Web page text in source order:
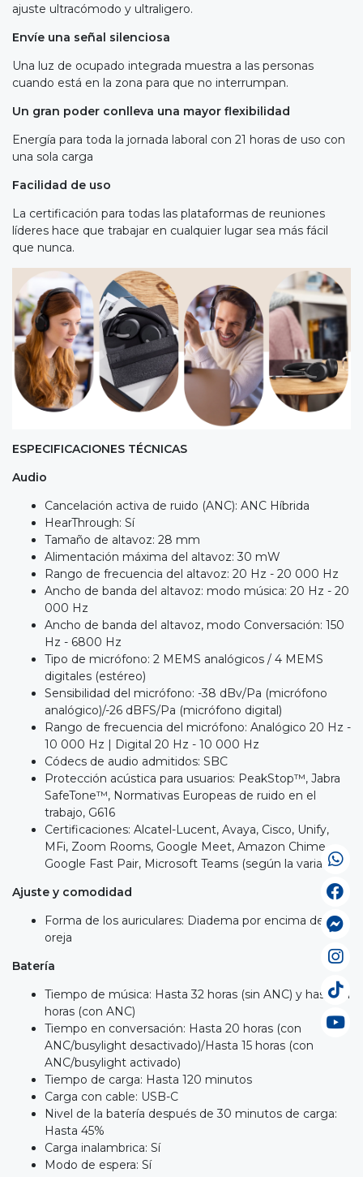
ajuste ultracómodo y ultraligero.
Envíe una señal silenciosa
Una luz de ocupado integrada muestra a las personas
cuando está en la zona para que no interrumpan.
Un gran poder conlleva una mayor flexibilidad
Energía para toda la jornada laboral con 21 horas de uso con
una sola carga
Facilidad de uso
La certificación para todas las plataformas de reuniones
líderes hace que trabajar en cualquier lugar sea más fácil
que nunca.
ESPECIFICACIONES TÉCNICAS
Audio
Cancelación activa de ruido (ANC): ANC Híbrida
HearThrough: Sí
Tamaño de altavoz: 28 mm
Alimentación máxima del altavoz: 30 mW
Rango de frecuencia del altavoz: 20 Hz - 20 000 Hz
Ancho de banda del altavoz: modo música: 20 Hz - 20
000 Hz
Ancho de banda del altavoz, modo Conversación: 150
Hz - 6800 Hz
Tipo de micrófono: 2 MEMS analógicos / 4 MEMS
digitales (estéreo)
Sensibilidad del micrófono: -38 dBv/Pa (micrófono
analógico)/-26 dBFS/Pa (micrófono digital)
Rango de frecuencia del micrófono: Analógico 20 Hz -
10 000 Hz | Digital 20 Hz - 10 000 Hz
Códecs de audio admitidos: SBC
Protección acústica para usuarios: PeakStop™, Jabra
SafeTone™, Normativas Europeas de ruido en el
trabajo, G616
Certificaciones: Alcatel-Lucent, Avaya, Cisco, Unify,
MFi, Zoom Rooms, Google Meet, Amazon Chime,
Google Fast Pair, Microsoft Teams (según la variante)
Ajuste y comodidad
Forma de los auriculares: Diadema por encima de la
oreja
Batería
Tiempo de música: Hasta 32 horas (sin ANC) y hasta 21
horas (con ANC)
Tiempo en conversación: Hasta 20 horas (con
ANC/busylight desactivado)/Hasta 15 horas (con
ANC/busylight activado)
Tiempo de carga: Hasta 120 minutos
Carga con cable: USB-C
Nivel de la batería después de 30 minutos de carga:
Hasta 45%
Carga inalambrica: Sí
Modo de espera: Sí